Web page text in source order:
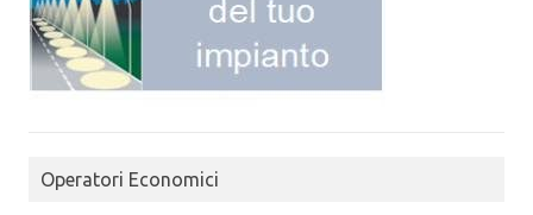
Operatori Economici